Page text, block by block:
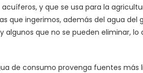
y que se usa para la
que ingerimos, además del agua del
algunos que no se pueden eliminar,
de consumo provenga fuentes más